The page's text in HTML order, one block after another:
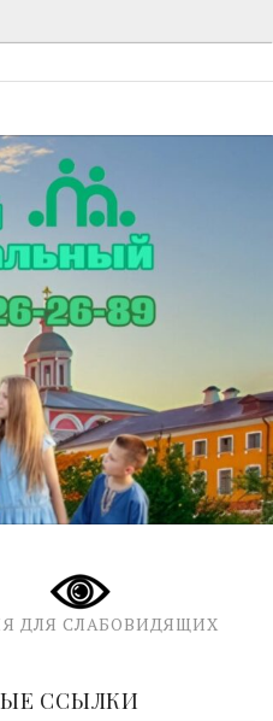
ДЛЯ СЛАБОВИДЯЩИХ
ССЫЛКИ